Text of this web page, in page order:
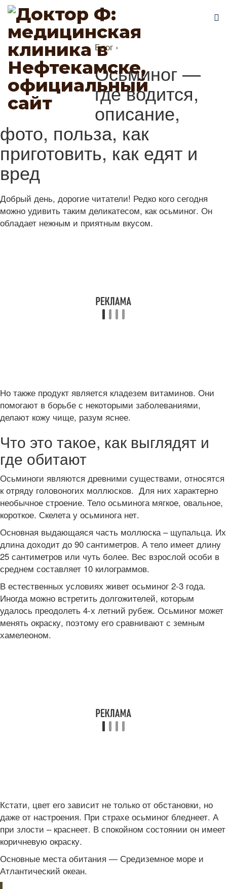
Блог ›
Осьминог —
где водится,
описание,
фото, польза, как
приготовить, как едят и
вред
Добрый день, дорогие читатели! Редко кого сегодня
можно удивить таким деликатесом, как осьминог. Он
обладает нежным и приятным вкусом.
Но также продукт является кладезем витаминов. Они
помогают в борьбе с некоторыми заболеваниями,
делают кожу чище, разум яснее.
Что это такое, как выглядят и
где обитают
Осьминоги являются древними существами, относятся
к отряду головоногих моллюсков. Для них характерно
необычное строение. Тело осьминога мягкое, овальное,
короткое. Скелета у осьминога нет.
Основная выдающаяся часть моллюска – щупальца. Их
длина доходит до 90 сантиметров. А тело имеет длину
25 сантиметров или чуть более. Вес взрослой особи в
среднем составляет 10 килограммов.
В естественных условиях живет осьминог 2-3 года.
Иногда можно встретить долгожителей, которым
удалось преодолеть 4-х летний рубеж. Осьминог может
менять окраску, поэтому его сравнивают с земным
хамелеоном.
Кстати, цвет его зависит не только от обстановки, но
даже от настроения. При страхе осьминог бледнеет. А
при злости – краснеет. В спокойном состоянии он имеет
коричневую окраску.
Основные места обитания — Средиземное море и
Атлантический океан.